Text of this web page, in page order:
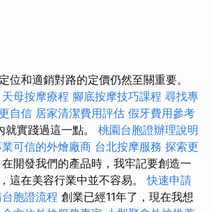
位和適銷對路的定價仍然至關重要。
天母按摩療程 腳底按摩技巧課程 尋找專
自信 居家清潔費用評估 假牙費用參考
實踐過這一點。 桃園台胞證辦理說明
可信的外燴廠商 台北按摩服務 探索更
在開發我們的產品時，我牢記要創造一
這在美容行業中並不容易。快速申請
胞證流程 創業已經11年了，現在我想